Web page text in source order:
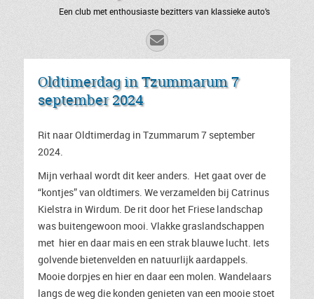
Een club met enthousiaste bezitters van klassieke auto’s
E-
mail
Oldtimerdag in Tzummarum 7
september 2024
Rit naar Oldtimerdag in Tzummarum 7 september
2024.
Mijn verhaal wordt dit keer anders. Het gaat over de
“kontjes” van oldtimers. We verzamelden bij Catrinus
Kielstra in Wirdum. De rit door het Friese landschap
was buitengewoon mooi. Vlakke graslandschappen
met hier en daar mais en een strak blauwe lucht. Iets
golvende bietenvelden en natuurlijk aardappels.
Mooie dorpjes en hier en daar een molen. Wandelaars
langs de weg die konden genieten van een mooie stoet